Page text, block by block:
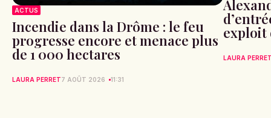
ACTUS
Incendie dans la Drôme : le feu
progresse encore et menace plus
de 1 000 hectares
LAURA PERRET7 AOÛT 2026 11:31
exploit
LAURA